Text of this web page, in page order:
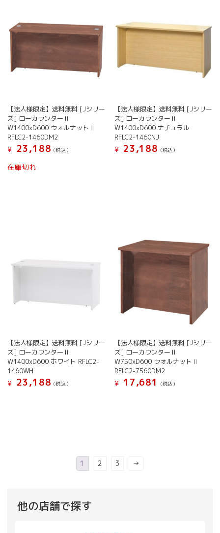
【法人様限定】送料無料 [Jシリー
ズ] ローカウンターⅡ
W1400xD600 ウォルナットⅡ
RFLC2-1460DM2
¥
23,188 (税込）
在庫切れ
【法人様限定】送料無料 [Jシリー
ズ] ローカウンターⅡ
W1400xD600 ナチュラル
RFLC2-1460NJ
¥ 23,188 (税込）
【法人様限定】送料無料 [Jシリー
ズ] ローカウンターⅡ
W1400xD600 ホワイト RFLC2-
1460WH
¥
23,188 (税込）
【法人様限定】送料無料 [Jシリー
ズ] ローカウンターⅡ
W750xD600 ウォルナットⅡ
RFLC2-7560DM2
¥
17,681 (税込）
1 2 3 →
他の店舗で探す